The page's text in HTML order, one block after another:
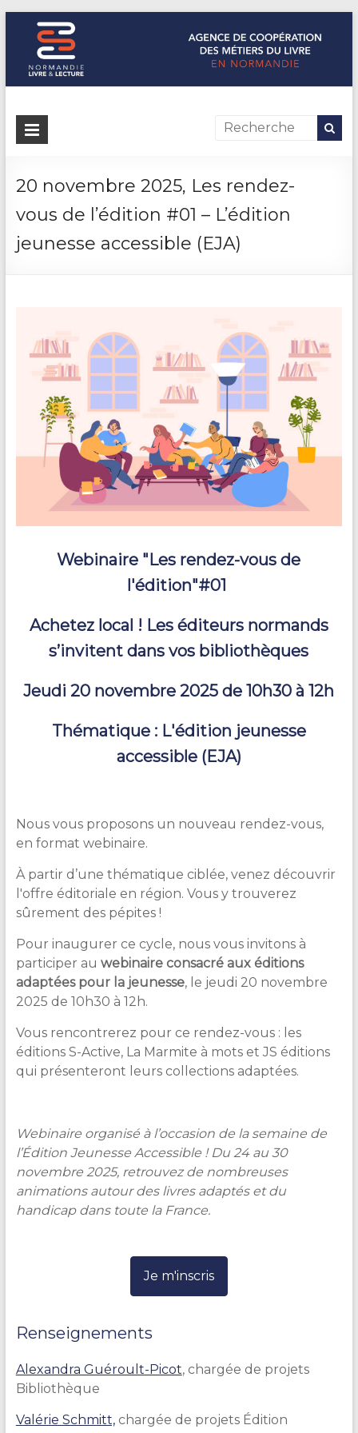
Normandie Livre & Lecture
L'agence de coopération des métiers du livre en Normandie
20 novembre 2025, Les rendez-
vous de l’édition #01 – L’édition
jeunesse accessible (EJA)
Webinaire "Les rendez-vous de
l'édition"#01
Achetez local ! Les éditeurs normands
s’invitent dans vos bibliothèques
Jeudi 20 novembre 2025 de 10h30 à 12h
Thématique : L'édition jeunesse
accessible (EJA)
Nous vous proposons un nouveau rendez-vous,
en format webinaire.
À partir d’une thématique ciblée, venez découvrir
l'offre éditoriale en région. Vous y trouverez
sûrement des pépites !
Pour inaugurer ce cycle, nous vous invitons à
participer au webinaire consacré aux éditions
adaptées pour la jeunesse, le jeudi 20 novembre
2025 de 10h30 à 12h.
Vous rencontrerez pour ce rendez-vous : les
éditions S-Active, La Marmite à mots et JS éditions
qui présenteront leurs collections adaptées.
Webinaire organisé à l’occasion de la semaine de
l’Édition Jeunesse Accessible ! Du 24 au 30
novembre 2025, retrouvez de nombreuses
animations autour des livres adaptés et du
handicap dans toute la France.
Je m'inscris
Renseignements
Alexandra Guéroult-Picot, chargée de projets
Bibliothèque
Valérie Schmitt,chargée de projets Édition